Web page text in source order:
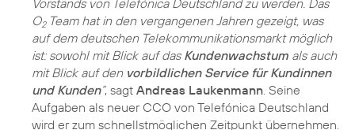
O2Team hat in den vergangenen Jahren gezeigt, was
auf dem deutschen Telekommunikationsmarkt möglich
ist: sowohl mit Blick auf das Kundenwachstum als auch
mit Blick auf den vorbildlichen Service für Kundinnen
und Kunden“, sagt Andreas Laukenmann . Seine
Aufgaben als neuer CCO von Telefónica Deutschland
wird er zum schnellstmöglichen Zeitpunkt übernehmen.